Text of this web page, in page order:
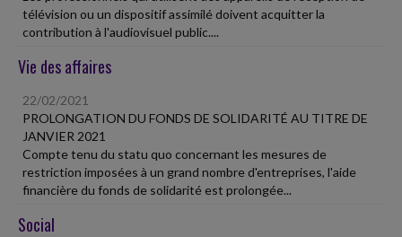
télévision ou un dispositif assimilé doivent acquitter la
contribution à l'audiovisuel public....
Vie des affaires
22/02/2021
PROLONGATION DU FONDS DE SOLIDARITÉ AU TITRE DE
JANVIER 2021
Compte tenu du statu quo concernant les mesures de
restriction imposées à un grand nombre d'entreprises, l'aide
financière du fonds de solidarité est prolongée...
Social